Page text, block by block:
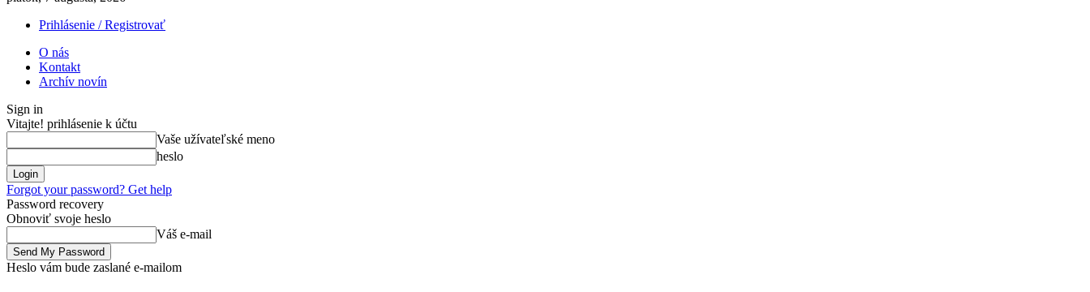
Prihlásenie / Registrovať
O nás
Kontakt
Archív novín
Sign in
Vitajte! prihlásenie k účtu
Vaše užívateľské meno
heslo
Forgot your password? Get help
Password recovery
Obnoviť svoje heslo
Váš e-mail
Heslo vám bude zaslané e-mailom